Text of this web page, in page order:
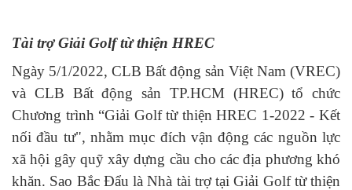
Tài trợ Giải Golf từ thiện HREC
Ngày 5/1/2022, CLB Bất động sản Việt Nam (VREC)
và CLB Bất động sản TP.HCM (HREC) tổ chức
Chương trình “Giải Golf từ thiện HREC 1-2022 - Kết
nối đầu tư", nhằm mục đích vận động các nguồn lực
xã hội gây quỹ xây dựng cầu cho các địa phương khó
khăn. Sao Bắc Đẩu là Nhà tài trợ tại Giải Golf từ thiện